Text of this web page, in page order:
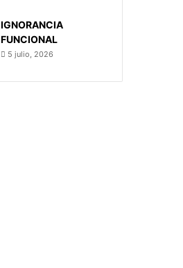
IGNORANCIA
FUNCIONAL
5 julio, 2026